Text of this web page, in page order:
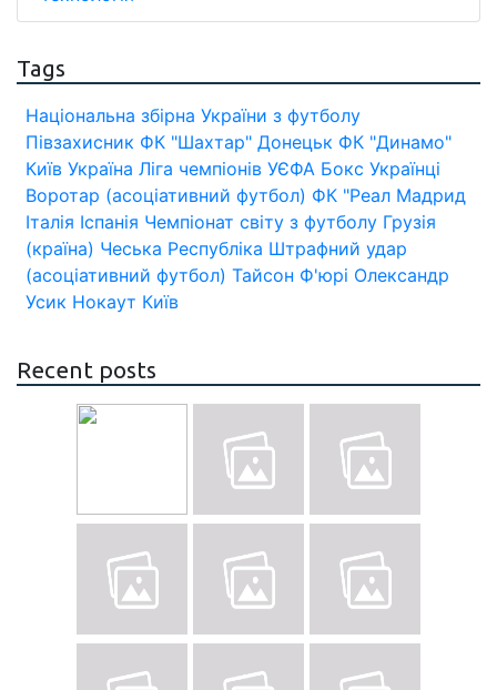
Tags
Національна збірна України з футболу
Півзахисник ФК "Шахтар" Донецьк ФК "Динамо"
Київ Україна Ліга чемпіонів УЄФА Бокс Українці
Воротар (асоціативний футбол) ФК "Реал Мадрид
Італія Іспанія Чемпіонат світу з футболу Грузія
(країна) Чеська Республіка Штрафний удар
(асоціативний футбол) Тайсон Ф'юрі Олександр
Усик Нокаут Київ
Recent posts